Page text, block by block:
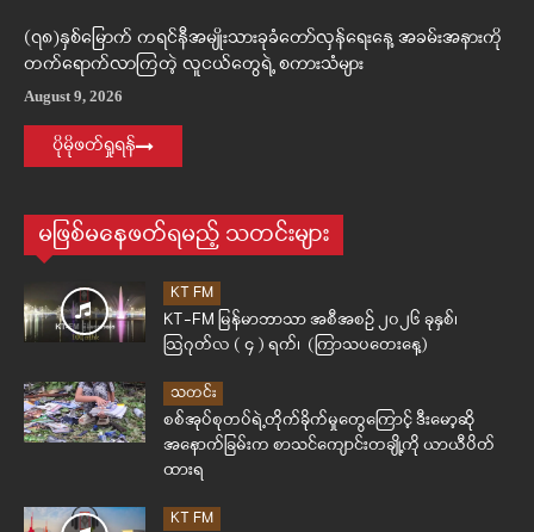
(၇၈)နှစ်မြောက် ကရင်နီအမျိုးသားခုခံတော်လှန်ရေးနေ့ အခမ်းအနားကို
တက်ရောက်လာကြတဲ့ လူငယ်တွေရဲ့ စကားသံများ
August 9, 2026
ပိုမိုဖတ်ရှုရန်
မဖြစ်မနေဖတ်ရမည့် သတင်းများ
KT FM
KT-FM မြန်မာဘာသာ အစီအစဉ် ၂၀၂၆ ခုနှစ်၊
ဩဂုတ်လ ( ၄ ) ရက်၊ (ကြာသပတေးနေ့)
သတင်း
စစ်အုပ်စုတပ်ရဲ့တိုက်ခိုက်မှုတွေကြောင့် ဒီးမော့ဆို
အနောက်ခြမ်းက စာသင်ကျောင်းတချို့ကို ယာယီပိတ်
ထားရ
KT FM